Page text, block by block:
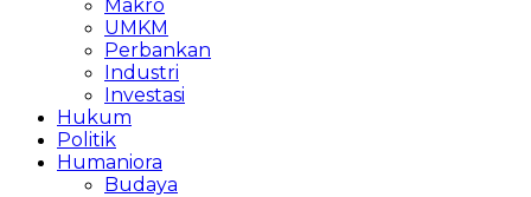
Makro
UMKM
Perbankan
Industri
Investasi
Hukum
Politik
Humaniora
Budaya